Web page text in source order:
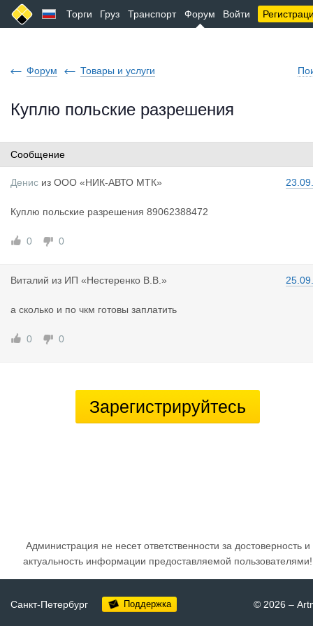
Торги Груз Транспорт Форум Войти
Форум Товары и услуги
Куплю польские разрешения
Сообщение
Денис из ООО «НИК-АВТО МТК»
Куплю польские разрешения 89062388472
0 0
Виталий из ИП «Нестеренко В.В.»
а сколько и по чкм готовы заплатить
0 0
Зарегистрируйтесь
Администрация не несет ответственности за достоверность и
актуальность информации предоставляемой пользователями!
Санкт-Петербург Поддержка © 2026 –